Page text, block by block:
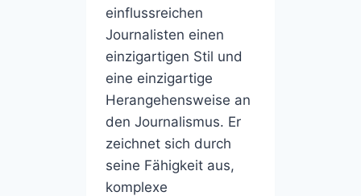
einflussreichen
Journalisten einen
einzigartigen Stil und
eine einzigartige
Herangehensweise an
den Journalismus. Er
zeichnet sich durch
seine Fähigkeit aus,
komplexe